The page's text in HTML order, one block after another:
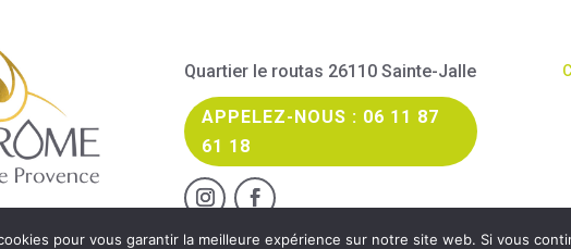
Quartier le routas 26110 Sainte-Jalle
APPELEZ-NOUS : 06 11 87
61 18
pour vous garantir la meilleure expérience sur notre site web. Si vous